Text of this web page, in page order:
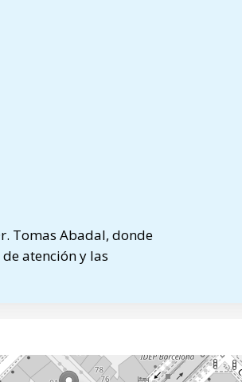
Tomas Abadal, donde
atención y las